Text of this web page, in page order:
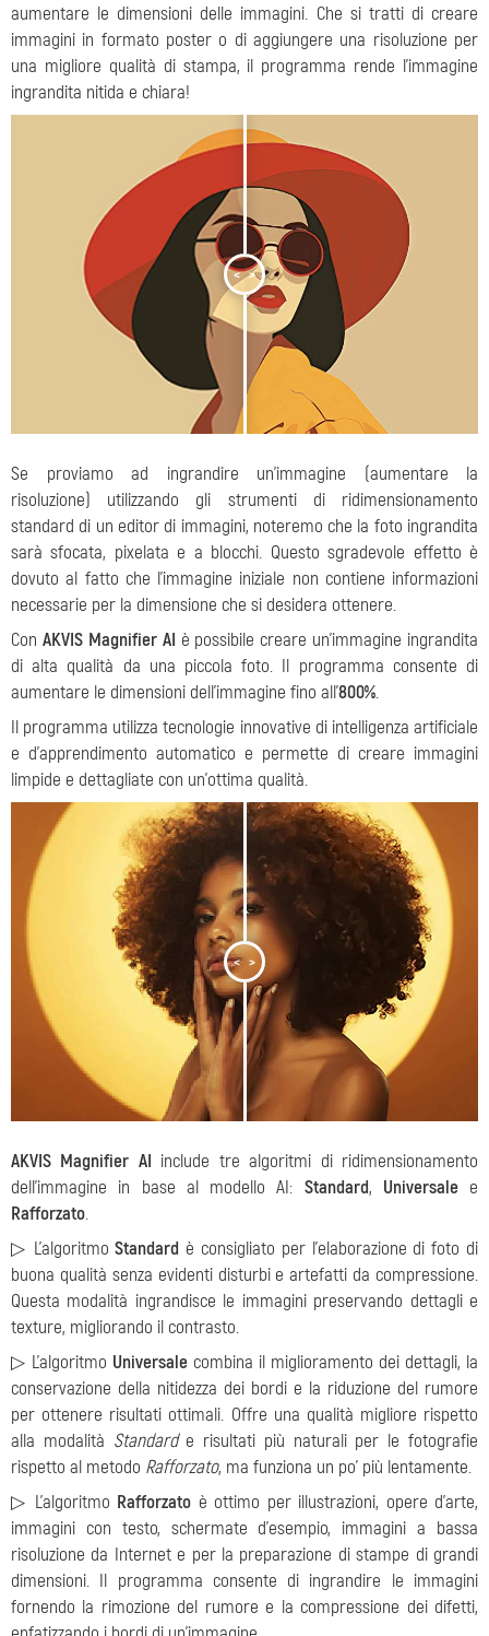
aumentare le dimensioni delle immagini. Che si tratti di creare
immagini in formato poster o di aggiungere una risoluzione per
una migliore qualità di stampa, il programma rende l'immagine
ingrandita nitida e chiara!
< >
Se proviamo ad ingrandire un’immagine (aumentare la
risoluzione) utilizzando gli strumenti di ridimensionamento
standard di un editor di immagini, noteremo che la foto ingrandita
sarà sfocata, pixelata e a blocchi. Questo sgradevole effetto è
dovuto al fatto che l’immagine iniziale non contiene informazioni
necessarie per la dimensione che si desidera ottenere.
Con AKVIS Magnifier AI è possibile creare un'immagine ingrandita
di alta qualità da una piccola foto. Il programma consente di
aumentare le dimensioni dell'immagine fino all'800%.
Il programma utilizza tecnologie innovative di intelligenza artificiale
e d'apprendimento automatico e permette di creare immagini
limpide e dettagliate con un'ottima qualità.
< >
AKVIS Magnifier AI include tre algoritmi di ridimensionamento
dell'immagine in base al modello AI: Standard, Universalee
Rafforzato.
▷ L'algoritmoStandard è consigliato per l’elaborazione di foto di
buona qualità senza evidenti disturbi e artefatti da compressione.
Questa modalità ingrandisce le immagini preservando dettagli e
texture, migliorando il contrasto.
▷ L'algoritmo Universale combina il miglioramento dei dettagli, la
conservazione della nitidezza dei bordi e la riduzione del rumore
per ottenere risultati ottimali. Offre una qualità migliore rispetto
alla modalità Standarde risultati più naturali per le fotografie
rispetto al metodo Rafforzato, ma funziona un po' più lentamente.
▷ L'algoritmo Rafforzato è ottimo per illustrazioni, opere d'arte,
immagini con testo, schermate d'esempio, immagini a bassa
risoluzione da Internet e per la preparazione di stampe di grandi
dimensioni. Il programma consente di ingrandire le immagini
fornendo la rimozione del rumore e la compressione dei difetti,